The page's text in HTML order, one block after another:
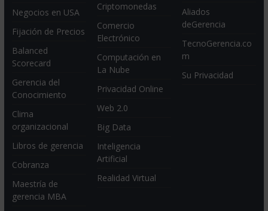
Negocios en USA
Fijación de Precios
Balanced
Scorecard
Gerencia del
Conocimiento
Clima
organizacional
Libros de gerencia
Cobranza
Maestría de
gerencia MBA
Criptomonedas
Comercio
Electrónico
Computación en
La Nube
Privacidad Online
Web 2.0
Big Data
Inteligencia
Artificial
Realidad Virtual
Aliados
deGerencia
TecnoGerencia.co
m
Su Privacidad